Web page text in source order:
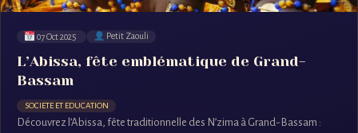
07 Oct 2025 Petit Zaouli
L’Abissa, fête emblématique de Grand-
Bassam
SOCIETE ET EDUCATION
Découvrez l’Abissa, fête traditionnelle des N’zima à Grand-Bassam :